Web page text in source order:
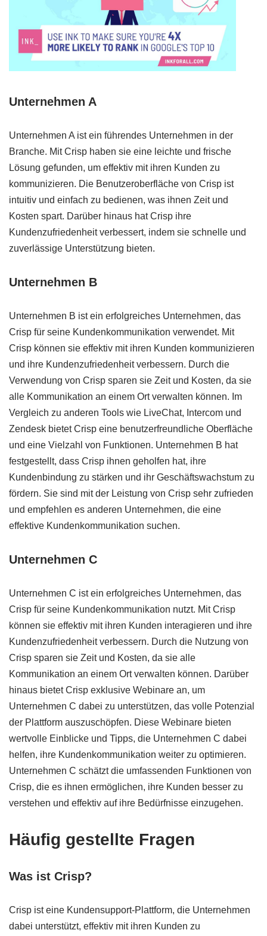
Unternehmen A
Unternehmen A ist ein führendes Unternehmen in der
Branche. Mit Crisp haben sie eine leichte und frische
Lösung gefunden, um effektiv mit ihren Kunden zu
kommunizieren. Die Benutzeroberfläche von Crisp ist
intuitiv und einfach zu bedienen, was ihnen Zeit und
Kosten spart. Darüber hinaus hat Crisp ihre
Kundenzufriedenheit verbessert, indem sie schnelle und
zuverlässige Unterstützung bieten.
Unternehmen B
Unternehmen B ist ein erfolgreiches Unternehmen, das
Crisp für seine Kundenkommunikation verwendet. Mit
Crisp können sie effektiv mit ihren Kunden kommunizieren
und ihre Kundenzufriedenheit verbessern. Durch die
Verwendung von Crisp sparen sie Zeit und Kosten, da sie
alle Kommunikation an einem Ort verwalten können. Im
Vergleich zu anderen Tools wie LiveChat, Intercom und
Zendesk bietet Crisp eine benutzerfreundliche Oberfläche
und eine Vielzahl von Funktionen. Unternehmen B hat
festgestellt, dass Crisp ihnen geholfen hat, ihre
Kundenbindung zu stärken und ihr Geschäftswachstum zu
fördern. Sie sind mit der Leistung von Crisp sehr zufrieden
und empfehlen es anderen Unternehmen, die eine
effektive Kundenkommunikation suchen.
Unternehmen C
Unternehmen C ist ein erfolgreiches Unternehmen, das
Crisp für seine Kundenkommunikation nutzt. Mit Crisp
können sie effektiv mit ihren Kunden interagieren und ihre
Kundenzufriedenheit verbessern. Durch die Nutzung von
Crisp sparen sie Zeit und Kosten, da sie alle
Kommunikation an einem Ort verwalten können. Darüber
hinaus bietet Crisp exklusive Webinare an, um
Unternehmen C dabei zu unterstützen, das volle Potenzial
der Plattform auszuschöpfen. Diese Webinare bieten
wertvolle Einblicke und Tipps, die Unternehmen C dabei
helfen, ihre Kundenkommunikation weiter zu optimieren.
Unternehmen C schätzt die umfassenden Funktionen von
Crisp, die es ihnen ermöglichen, ihre Kunden besser zu
verstehen und effektiv auf ihre Bedürfnisse einzugehen.
Häufig gestellte Fragen
Was ist Crisp?
Crisp ist eine Kundensupport-Plattform, die Unternehmen
dabei unterstützt, effektiv mit ihren Kunden zu